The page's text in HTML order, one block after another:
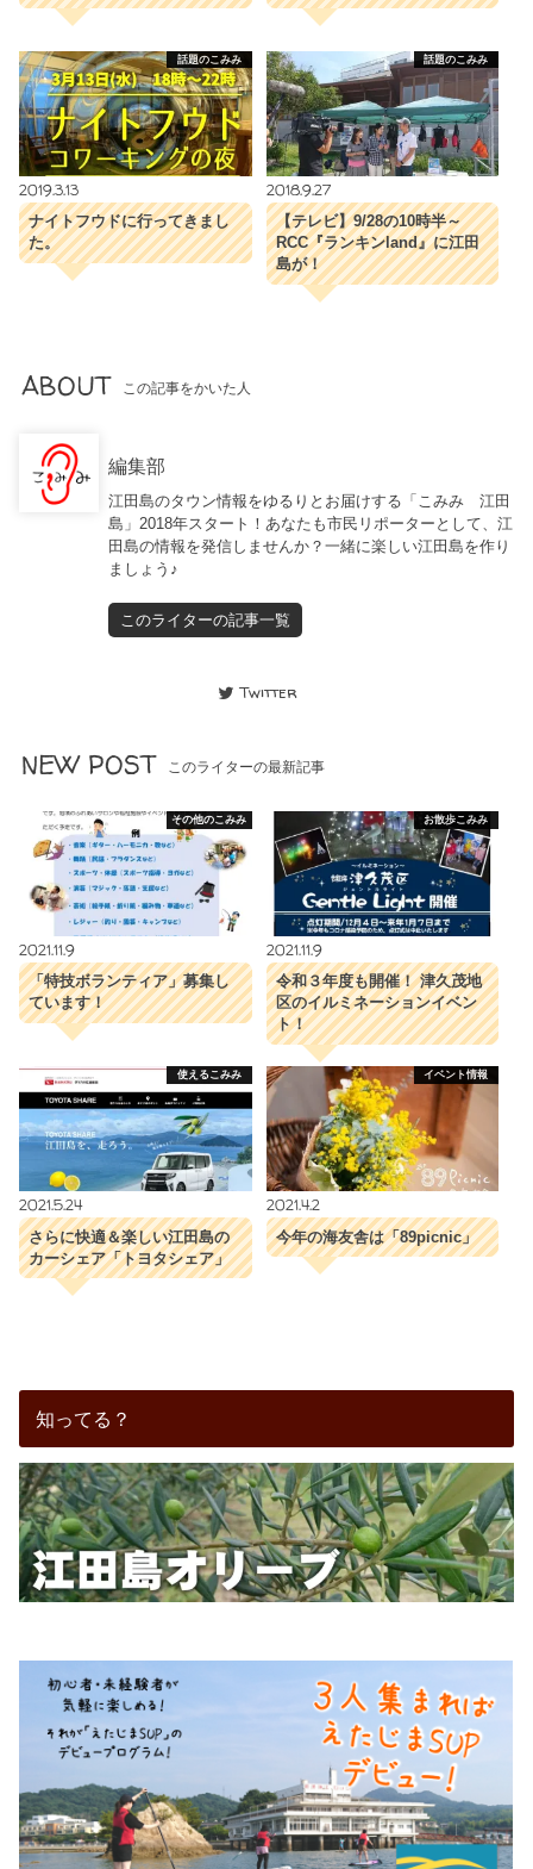
話題のこみみ
2019.3.13
ナイトフウドに行ってきまし
た。
話題のこみみ
2018.9.27
【テレビ】9/28の10時半～
RCC『ランキンland』に江田
島が！
ABOUT この記事をかいた人
編集部
江田島のタウン情報をゆるりとお届けする「こみみ 江田
島」2018年スタート！あなたも市民リポーターとして、江
田島の情報を発信しませんか？一緒に楽しい江田島を作り
ましょう♪
このライターの記事一覧
Twitter
NEW POST このライターの最新記事
その他のこみみ
2021.11.9
「特技ボランティア」募集し
ています！
お散歩こみみ
2021.11.9
令和３年度も開催！ 津久茂地
区のイルミネーションイベン
ト！
使えるこみみ
2021.5.24
さらに快適＆楽しい江田島の
カーシェア「トヨタシェア」
イベント情報
2021.4.2
今年の海友舎は「89picnic」
知ってる？